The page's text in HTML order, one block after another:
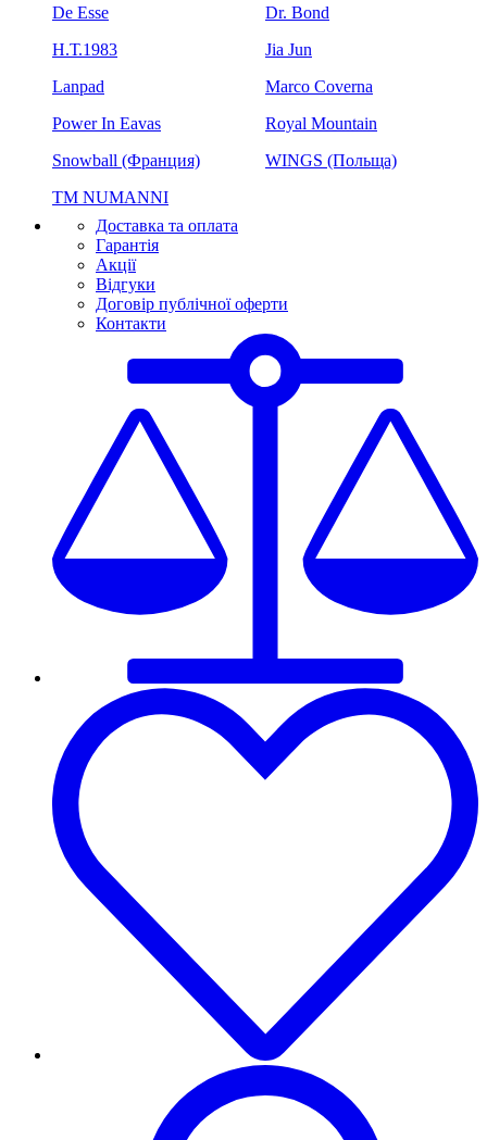
De Esse
Dr. Bond
H.Т.1983
Jia Jun
Lanpad
Marco Coverna
Power In Eavas
Royal Mountain
Snowball (Франция)
WINGS (Польща)
ТМ NUMANNI
Доставка та оплата
Гарантія
Акції
Відгуки
Договір публічної оферти
Контакти